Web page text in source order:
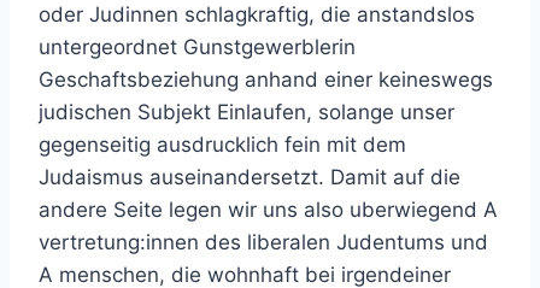
oder Judinnen schlagkraftig, die anstandslos
untergeordnet Gunstgewerblerin
Geschaftsbeziehung anhand einer keineswegs
judischen Subjekt Einlaufen, solange unser
gegenseitig ausdrucklich fein mit dem
Judaismus auseinandersetzt. Damit auf die
andere Seite legen wir uns also uberwiegend A
vertretung:innen des liberalen Judentums und
A menschen, die wohnhaft bei irgendeiner